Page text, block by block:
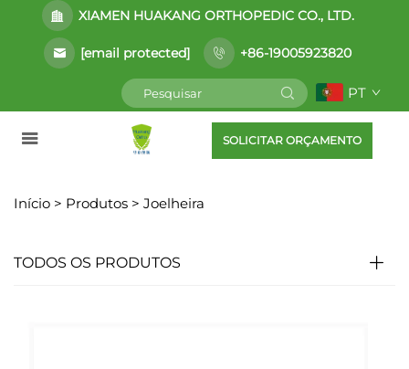
XIAMEN HUAKANG ORTHOPEDIC CO., LTD.
[email protected] +86-19005923820
PT
SOLICITAR ORÇAMENTO
Início > Produtos > Joelheira
TODOS OS PRODUTOS